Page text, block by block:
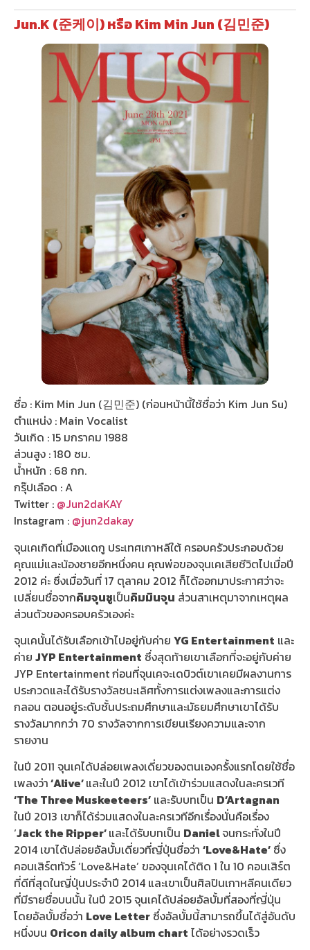
Jun.K (준케이) หรือ Kim Min Jun (김민준)
ชื่อ : Kim Min Jun (김민준) (ก่อนหน้านี้ใช้ชื่อว่า Kim Jun Su)
ตำแหน่ง : Main Vocalist
วันเกิด : 15 มกราคม 1988
ส่วนสูง : 180 ซม.
น้ำหนัก : 68 กก.
กรุ๊ปเลือด : A
Twitter : @Jun2daKAY
Instagram : @jun2dakay
จุนเคเกิดที่เมืองแดกู ประเทศเกาหลีใต้ ครอบครัวประกอบด้วย
คุณแม่และน้องชายอีกหนึ่งคน คุณพ่อของจุนเคเสียชีวิตไปเมื่อปี
2012 ค่ะ ซึ่งเมื่อวันที่ 17 ตุลาคม 2012 ก็ได้ออกมาประกาศว่าจะ
เปลี่ยนชื่อจากคิมจุนซูเป็นคิมมินจุน ส่วนสาเหตุมาจากเหตุผล
ส่วนตัวของครอบครัวเองค่ะ
จุนเคนั้นได้รับเลือกเข้าไปอยู่กับค่าย YG Entertainment และ
ค่าย JYP Entertainment ซึ่งสุดท้ายเขาเลือกที่จะอยู่กับค่าย
JYP Entertainment ก่อนที่จุนเคจะเดบิวต์เขาเคยมีผลงานการ
ประกวดและได้รับรางวัลชนะเลิศทั้งการแต่งเพลงและการแต่ง
กลอน ตอนอยู่ระดับชั้นประถมศึกษาและมัธยมศึกษาเขาได้รับ
รางวัลมากกว่า 70 รางวัลจากการเขียนเรียงความและจาก
รายงาน
ในปี 2011 จุนเคได้ปล่อยเพลงเดี่ยวของตนเองครั้งแรกโดยใช้ชื่อ
เพลงว่า‘Alive’และในปี 2012 เขาได้เข้าร่วมแสดงในละครเวที
‘The Three Muskeeteers’ และรับบทเป็น D’Artagnan
ในปี 2013 เขาก็ได้ร่วมแสดงในละครเวทีอีกเรื่องนั่นคือเรื่อง
‘Jack the Ripper’และได้รับบทเป็น Danielจนกระทั่งในปี
2014 เขาได้ปล่อยอัลบั้มเดี่ยวที่ญี่ปุ่นชื่อว่า ‘Love&Hate’ ซึ่ง
คอนเสิร์ตทัวร์ ‘Love&Hate’ ของจุนเคได้ติด 1 ใน 10 คอนเสิร์ต
ที่ดีที่สุดในญี่ปุ่นประจำปี 2014 และเขาเป็นศิลปินเกาหลีคนเดียว
ที่มีรายชื่อบนนั้น ในปี 2015 จุนเคได้ปล่อยอัลบั้มที่สองที่ญี่ปุ่น
โดยอัลบั้มชื่อว่า Love Letter ซึ่งอัลบั้มนี้สามารถขึ้นได้สู่อันดับ
หนึ่งบน Oricon daily album chart ได้อย่างรวดเร็ว